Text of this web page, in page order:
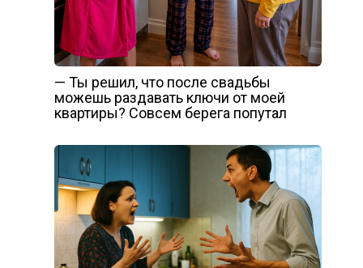
— Ты решил, что после свадьбы
можешь раздавать ключи от моей
квартиры? Совсем берега попутал